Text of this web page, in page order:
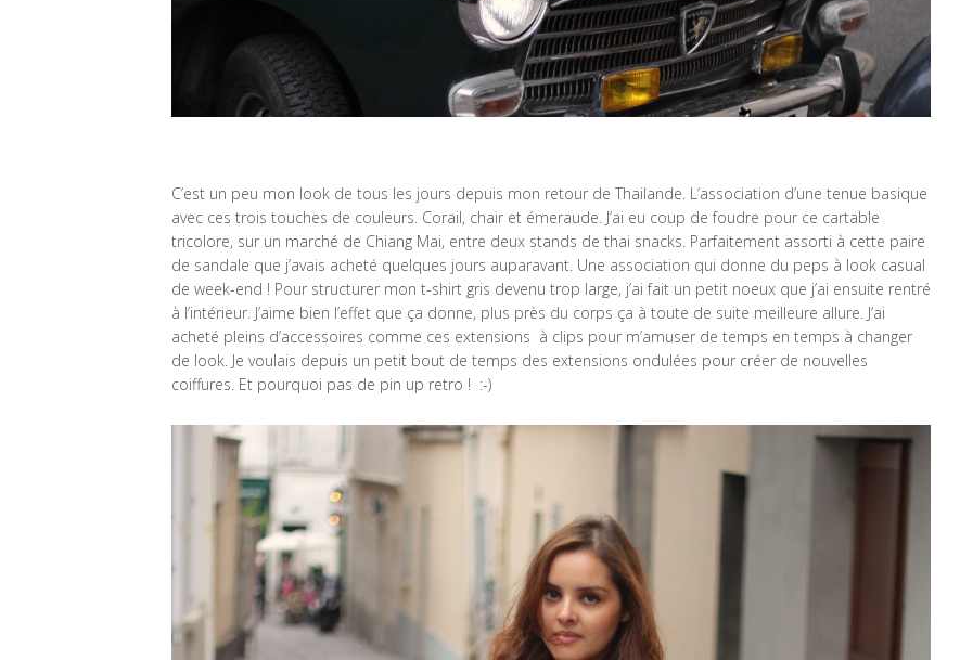
C’est un peu mon look de tous les jours depuis mon retour de Thailande. L’association d’une tenue basique
avec ces trois touches de couleurs. Corail, chair et émeraude. J’ai eu coup de foudre pour ce cartable
tricolore, sur un marché de Chiang Mai, entre deux stands de thai snacks. Parfaitement assorti à cette paire
de sandale que j’avais acheté quelques jours auparavant. Une association qui donne du peps à look casual
de week-end ! Pour structurer mon t-shirt gris devenu trop large, j’ai fait un petit noeux que j’ai ensuite rentré
à l’intérieur. J’aime bien l’effet que ça donne, plus près du corps ça à toute de suite meilleure allure. J’ai
acheté pleins d’accessoires comme ces extensions à clips pour m’amuser de temps en temps à changer
de look. Je voulais depuis un petit bout de temps des extensions ondulées pour créer de nouvelles
coiffures. Et pourquoi pas de pin up retro ! :-)